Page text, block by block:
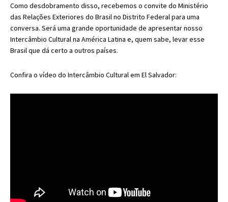
Como desdobramento disso, recebemos o convite do Ministério
das Relações Exteriores do Brasil no Distrito Federal para uma
conversa. Será uma grande oportunidade de apresentar nosso
Intercâmbio Cultural na América Latina e, quem sabe, levar esse
Brasil que dá certo a outros países.
Confira o vídeo do Intercâmbio Cultural em El Salvador: